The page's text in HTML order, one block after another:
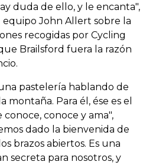
duda de ello, y le encanta",
John Allert sobre la
recogidas por Cycling
Brailsford fuera la razón
pastelería hablando de
montaña. Para él, ése es el
conoce y ama",
dado la bienvenida de
brazos abiertos. Es una
secreta para nosotros, y